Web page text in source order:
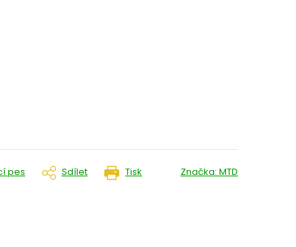
Tisk
pes Sdílet Značka: MTD